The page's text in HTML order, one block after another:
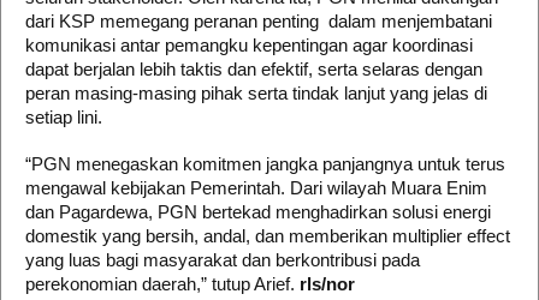
dari KSP memegang peranan penting dalam menjembatani
komunikasi antar pemangku kepentingan agar koordinasi
dapat berjalan lebih taktis dan efektif, serta selaras dengan
peran masing-masing pihak serta tindak lanjut yang jelas di
setiap lini.
“PGN menegaskan komitmen jangka panjangnya untuk terus
mengawal kebijakan Pemerintah. Dari wilayah Muara Enim
dan Pagardewa, PGN bertekad menghadirkan solusi energi
domestik yang bersih, andal, dan memberikan multiplier effect
yang luas bagi masyarakat dan berkontribusi pada
perekonomian daerah,” tutup Arief. rls/nor